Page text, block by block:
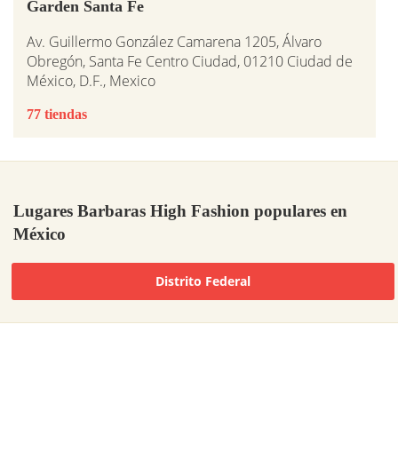
Garden Santa Fe
Av. Guillermo González Camarena 1205, Álvaro
Obregón, Santa Fe Centro Ciudad, 01210 Ciudad de
México, D.F., Mexico
77 tiendas
Lugares Barbaras High Fashion populares en
México
Distrito Federal